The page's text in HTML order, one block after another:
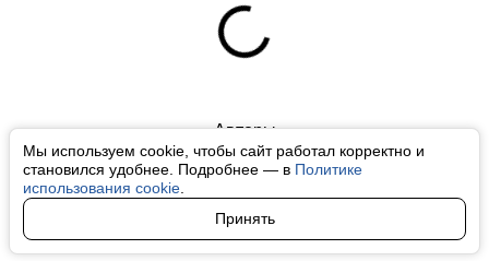
Мы используем cookie, чтобы сайт работал корректно и
становился удобнее. Подробнее — в Политике
использования cookie
Принять
Авторы
О нас
Архив
Условия использования cookie